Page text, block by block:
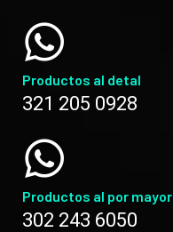
Productos al detal
321 205 0928
Productos al por mayor
302 243 6050